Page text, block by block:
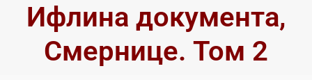
Ифлина документа,
Смернице. Том 2